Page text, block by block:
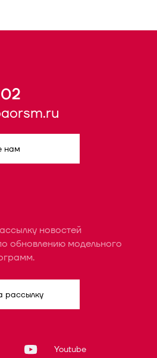
нам
новостей
обновлению модельного
рассылку
Youtube